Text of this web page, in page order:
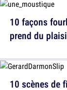
10 scènes de
10 façons
prend du